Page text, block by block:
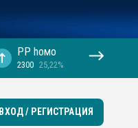
PP hомо
2300 25,22%
ВХОД / РЕГИСТРАЦИЯ